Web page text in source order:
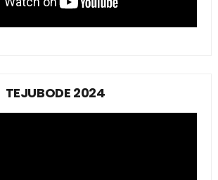
TEJUBODE 2024